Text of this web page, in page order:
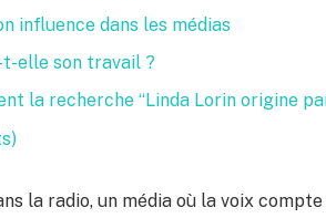
influence dans les médias
t-elle son travail ?
la recherche “Linda Lorin origine
la radio, un média où la voix